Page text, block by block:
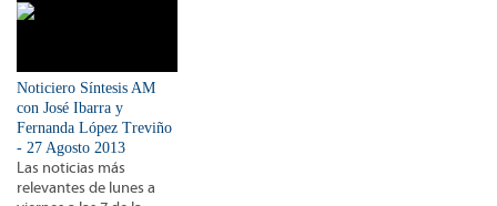
Noticiero Síntesis AM
con José Ibarra y
Fernanda López Treviño
- 27 Agosto 2013
Las noticias más
relevantes de lunes a